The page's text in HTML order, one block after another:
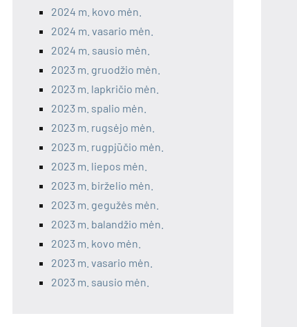
2024 m. kovo mėn.
2024 m. vasario mėn.
2024 m. sausio mėn.
2023 m. gruodžio mėn.
2023 m. lapkričio mėn.
2023 m. spalio mėn.
2023 m. rugsėjo mėn.
2023 m. rugpjūčio mėn.
2023 m. liepos mėn.
2023 m. birželio mėn.
2023 m. gegužės mėn.
2023 m. balandžio mėn.
2023 m. kovo mėn.
2023 m. vasario mėn.
2023 m. sausio mėn.